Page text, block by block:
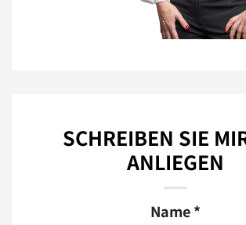
SCHREIBEN SIE
ANLIEGEN
Name *